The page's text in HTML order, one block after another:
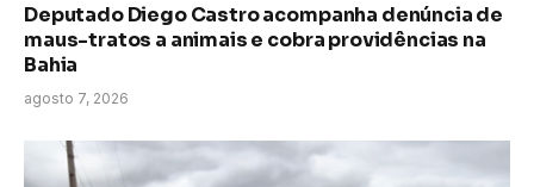
Deputado Diego Castro acompanha denúncia de
maus-tratos a animais e cobra providências na
Bahia
agosto 7, 2026